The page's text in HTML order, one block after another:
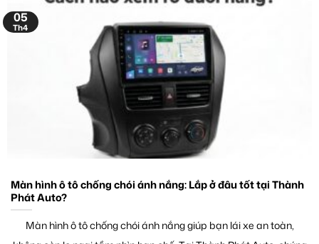
Màn hình ô tô chống chói ánh nắng: Lắp ở đâu tốt tại Thành
Phát Auto?
Màn hình ô tô chống chói ánh nắng giúp bạn lái xe an toàn,
05
Th4